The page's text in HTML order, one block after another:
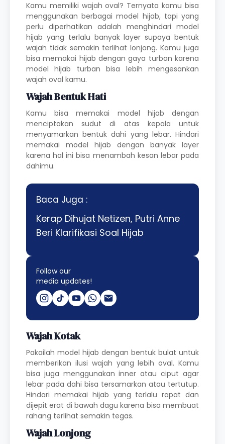
Kamu memiliki wajah oval? Ternyata kamu bisa
menggunakan berbagai model hijab, tapi yang
perlu diperhatikan adalah menghindari model
hijab yang terlalu banyak layer supaya bentuk
wajah tidak semakin terlihat lonjong. Kamu juga
bisa memakai hijab dengan gaya turban karena
model hijab turban bisa lebih mengesankan
wajah oval kamu.
Wajah Bentuk Hati
Kamu bisa memakai model hijab dengan
menciptakan sudut di atas kepala untuk
menyamarkan bentuk dahi yang lebar. Hindari
memakai model hijab dengan banyak layer
karena hal ini bisa menambah kesan lebar pada
dahimu.
Baca Juga :
Kerap Dihujat Netizen, Putri Anne
Beri Klarifikasi Soal Hijab
Follow our
media updates!
Wajah Kotak
Pakailah model hijab dengan bentuk bulat untuk
memberikan ilusi wajah yang lebih oval. Kamu
bisa juga menggunakan inner atau ciput agar
lebar pada dahi bisa tersamarkan atau tertutup.
Hindari memakai hijab yang terlalu rapat dan
dijepit erat di bawah dagu karena bisa membuat
rahang terlihat semakin tegas.
Wajah Lonjong